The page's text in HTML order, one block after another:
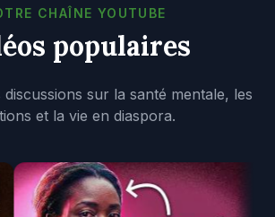
CHAÎNE YOUTUBE
populaires
sur la santé mentale, les
et la vie en diaspora.